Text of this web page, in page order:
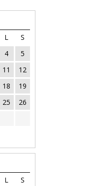
L
S
4
5
11
12
18
19
25
26
L
S